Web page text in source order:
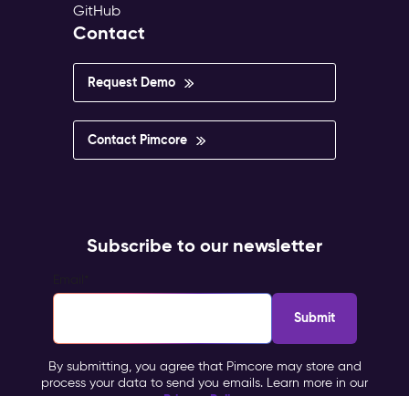
GitHub
Contact
Request Demo
Contact Pimcore
Subscribe to our newsletter
By submitting, you agree that Pimcore may store and
process your data to send you emails. Learn more in our